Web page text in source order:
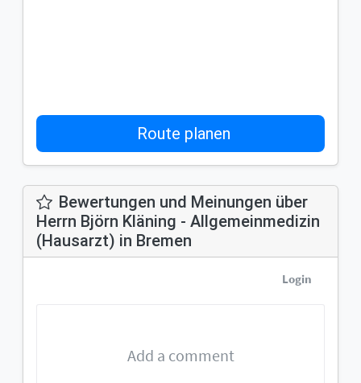
Route planen
Bewertungen und Meinungen über
Herrn Björn Kläning - Allgemeinmedizin
(Hausarzt) in Bremen
Login